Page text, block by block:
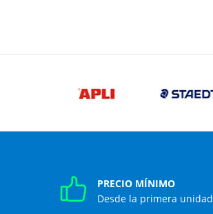
PRECIO MÍNIMO
Desde la primera unidad